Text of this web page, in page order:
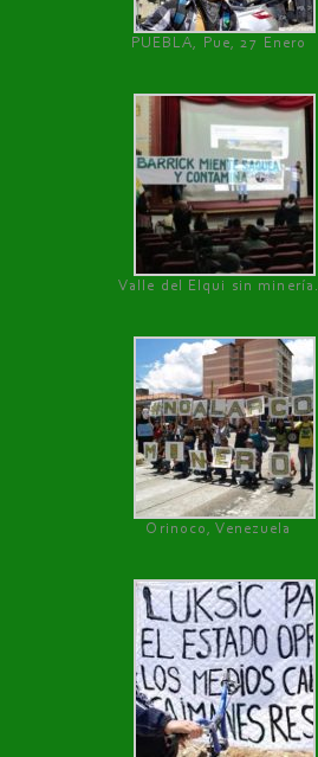
PUEBLA, Pue, 27 Enero
Valle del Elqui sin minería.
Orinoco, Venezuela